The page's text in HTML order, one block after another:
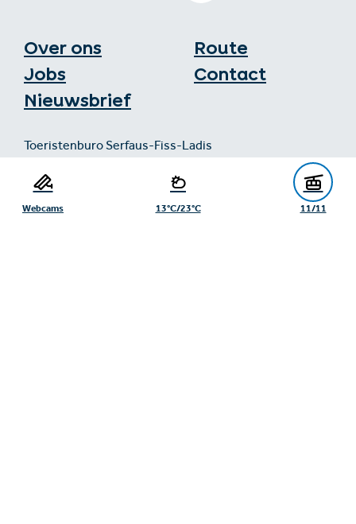
Webcams 13°C/23°C 11/11
Over ons
Jobs
Nieuwsbrief
Route
Contact
Toeristenburo Serfaus-Fiss-Ladis
6534 Serfaus